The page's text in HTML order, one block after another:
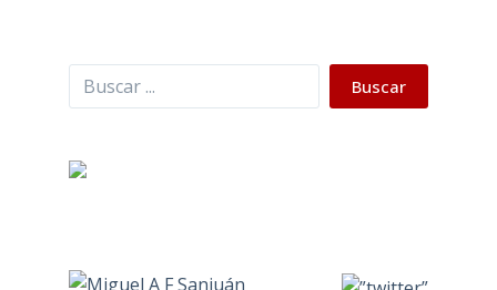
Buscar Buscar